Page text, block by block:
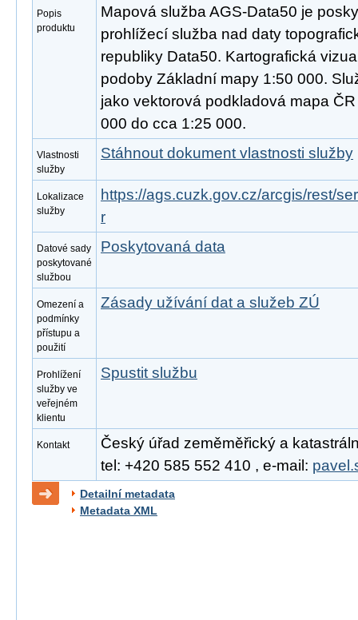
Popis
produktu
Mapová služba AGS-Data50 je
prohlížecí služba nad daty
republiky Data50. Kartografická
podoby Základní mapy 1:50 000.
jako vektorová podkladová mapa
000 do cca 1:25 000.
Vlastnosti
služby
Stáhnout dokument vlastnosti služby
Lokalizace
služby
https://ags.cuzk.gov.cz/arcgis/rest/
r
Datové sady
poskytované
službou
Poskytovaná data
Omezení a
podmínky
přístupu a
použití
Zásady užívání dat a služeb ZÚ
Prohlížení
služby ve
veřejném
klientu
Spustit službu
Kontakt
Český úřad zeměměřický a
tel: +420 585 552 410 , e-mail:
Detailní metadata
Metadata XML